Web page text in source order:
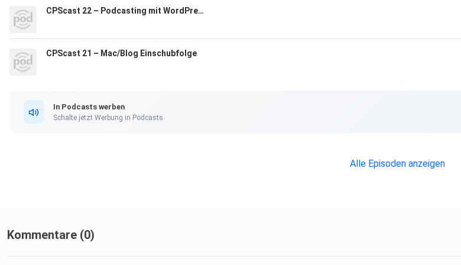
CPScast 22 – Podcasting mit WordPress (PodPress-Alternativen)
CPScast 21 – Mac/Blog Einschubfolge
In Podcasts werben
Schalte jetzt Werbung in Podcasts.
Alle Episoden anzeigen
Kommentare (0)